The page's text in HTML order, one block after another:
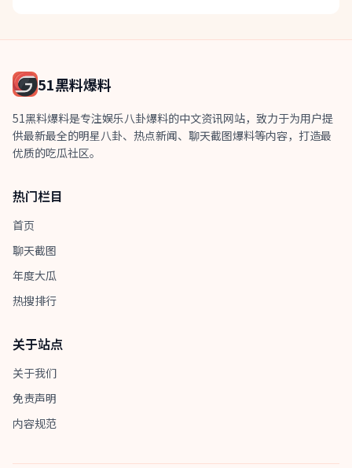
51黑料爆料
51黑料爆料是专注娱乐八卦爆料的中文资讯网站，致力于为用户提
供最新最全的明星八卦、热点新闻、聊天截图爆料等内容，打造最
优质的吃瓜社区。
热门栏目
首页
聊天截图
年度大瓜
热搜排行
关于站点
关于我们
免责声明
内容规范